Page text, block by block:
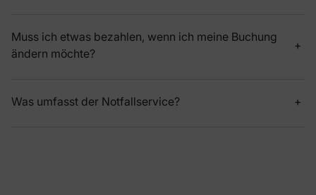
Muss ich etwas bezahlen, wenn ich meine Buchung
ändern möchte?
Was umfasst der Notfallservice?